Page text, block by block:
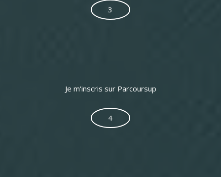
3
Je m'inscris sur Parcoursup
4